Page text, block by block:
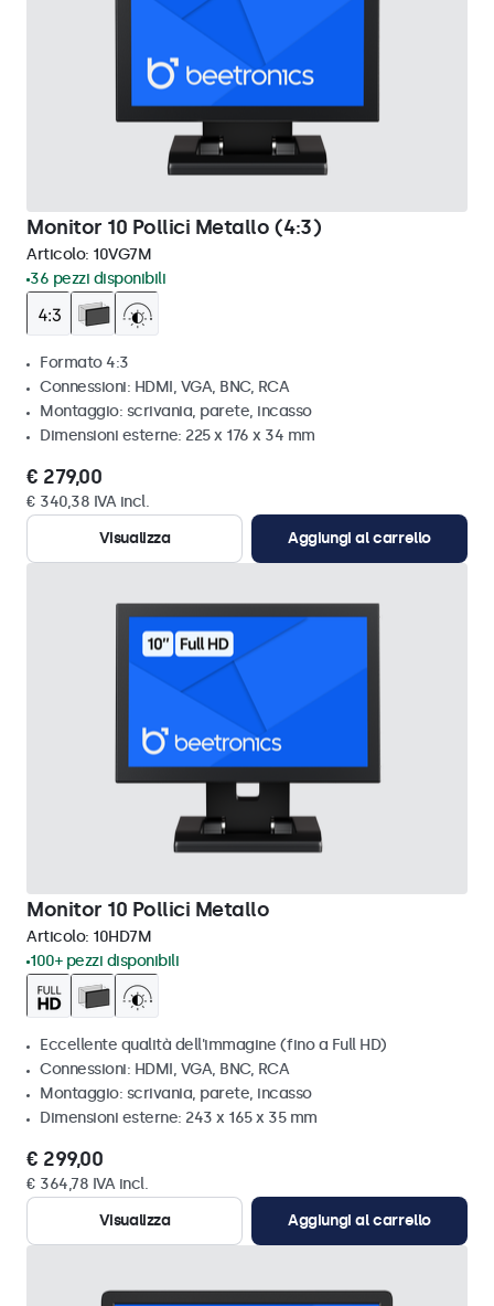
Monitor 10 Pollici Metallo (4:3)
Articolo: 10VG7M
36 pezzi disponibili
Formato 4:3
Connessioni: HDMI, VGA, BNC, RCA
Montaggio: scrivania, parete, incasso
Dimensioni esterne: 225 x 176 x 34 mm
€ 279,00
€ 340,38 IVA incl.
Visualizza
Aggiungi al carrello
Monitor 10 Pollici Metallo
Articolo: 10HD7M
100+ pezzi disponibili
Eccellente qualità dell'immagine (fino a Full HD)
Connessioni: HDMI, VGA, BNC, RCA
Montaggio: scrivania, parete, incasso
Dimensioni esterne: 243 x 165 x 35 mm
€ 299,00
€ 364,78 IVA incl.
Visualizza
Aggiungi al carrello